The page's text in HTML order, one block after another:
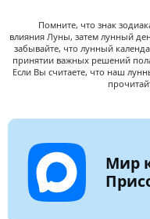
Помните, что знак
влияния Луны, затем лунный
забывайте, что лунный
принятии важных решений
Если Вы считаете, что наш
Мир